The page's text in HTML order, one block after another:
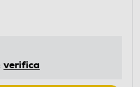
verifica